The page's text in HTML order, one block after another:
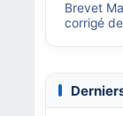
Brevet
corrigé